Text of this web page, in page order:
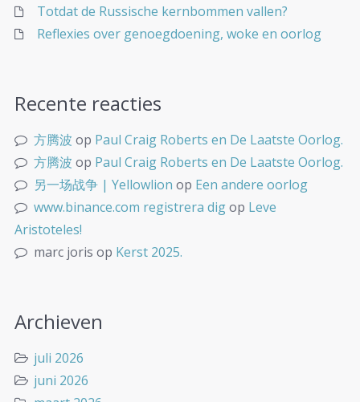
Totdat de Russische kernbommen vallen?
Reflexies over genoegdoening, woke en oorlog
Recente reacties
方腾波 op Paul Craig Roberts en De Laatste Oorlog.
方腾波 op Paul Craig Roberts en De Laatste Oorlog.
另一场战争 | Yellowlion op Een andere oorlog
www.binance.com registrera digop Leve
Aristoteles!
marc joris op Kerst 2025.
Archieven
juli 2026
juni 2026